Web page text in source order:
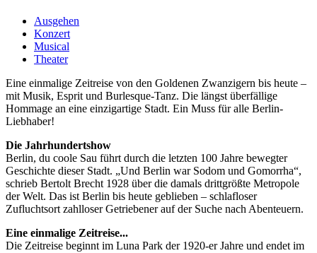
Ausgehen
Konzert
Musical
Theater
Eine einmalige Zeitreise von den Goldenen Zwanzigern bis heute –
mit Musik, Esprit und Burlesque-Tanz. Die längst überfällige
Hommage an eine einzigartige Stadt. Ein Muss für alle Berlin-
Liebhaber!
Die Jahrhundertshow
Berlin, du coole Sau führt durch die letzten 100 Jahre bewegter
Geschichte dieser Stadt. „Und Berlin war Sodom und Gomorrha“,
schrieb Bertolt Brecht 1928 über die damals drittgrößte Metropole
der Welt. Das ist Berlin bis heute geblieben – schlafloser
Zufluchtsort zahlloser Getriebener auf der Suche nach Abenteuern.
Eine einmalige Zeitreise...
Die Zeitreise beginnt im Luna Park der 1920-er Jahre und endet im